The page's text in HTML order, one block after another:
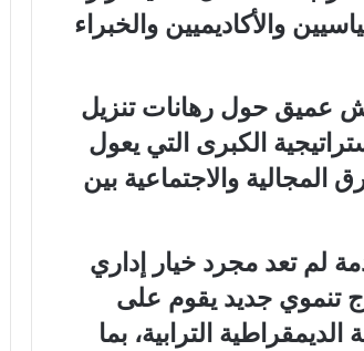
والأكاديميين والخبراء
عميق حول رهانات تنزيل
الكبرى التي يعول
المجالية والاجتماعية بين
لم تعد مجرد خيار إداري
تنموي جديد يقوم على
الترابية، بما